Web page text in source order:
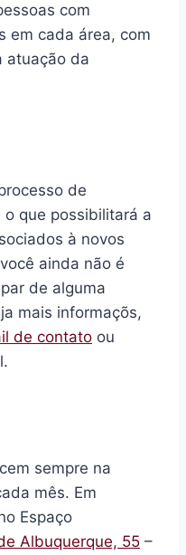
com
em cada área, com
atuação da
de
que possibilitará a
à novos
ainda não é
de alguma
mais informaçõs,
de contato ou
sempre na
mês. Em
Espaço
Albuquerque, 55 –